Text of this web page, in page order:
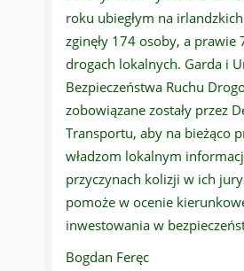
roku ubiegłym na
zginęły 174 osoby, a prawie
drogach lokalnych. Garda i
Bezpieczeństwa Ruchu
zobowiązane zostały przez
Transportu, aby na bieżąco
władzom lokalnym
przyczynach kolizji w ich
pomoże w ocenie
inwestowania w
Bogdan Feręc